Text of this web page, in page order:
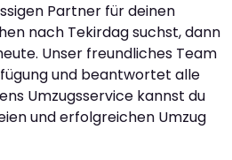
Partner für deinen
nach Tekirdag suchst, dann
Unser freundliches Team
und beantwortet alle
Umzugsservice kannst du
und erfolgreichen Umzug